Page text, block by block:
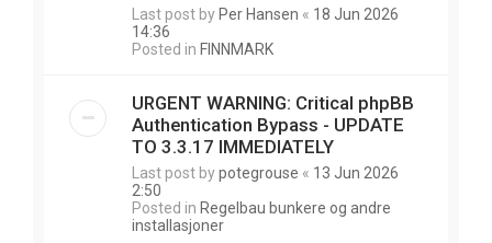
Last post by Per Hansen « 18 Jun 2026
14:36
Posted in FINNMARK
URGENT WARNING: Critical phpBB
Authentication Bypass - UPDATE
TO 3.3.17 IMMEDIATELY
Last post bypotegrouse « 13 Jun 2026
2:50
Posted in Regelbau bunkere og andre
installasjoner